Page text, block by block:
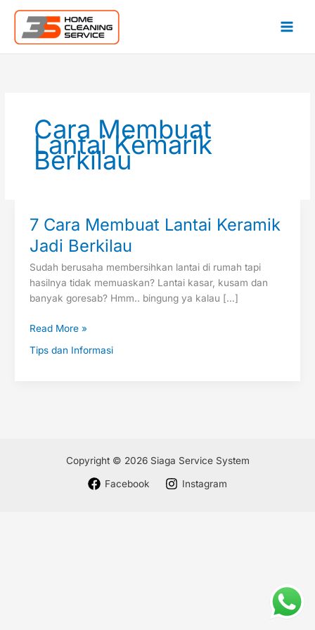
konten
Cara Membuat
Lantai Kemarik
Berkilau
7 Cara Membuat Lantai Keramik
Jadi Berkilau
Sudah berusaha membersihkan lantai di rumah tapi
hasilnya tidak memuaskan? Lantai kasar, kusam dan
banyak goresab? Hmm.. bingung ya kalau […]
7
Cara
Membuat
Lantai
Keramik
Jadi
Read More »
Tips dan Informasi
Copyright © 2026 Siaga Service System
Facebook Instagram